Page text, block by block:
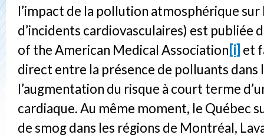
l’impact de la pollution atmosphérique sur
d’incidents cardiovasculaires) est publiée
of the American Medical Association [i] et
direct entre la présence de polluants dans
l’augmentation du risque à court terme
cardiaque. Au même moment, le Québec
de smog dans les régions de Montréal,